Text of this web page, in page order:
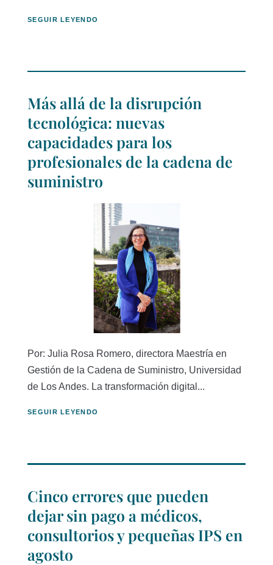
SEGUIR LEYENDO
Más allá de la disrupción
tecnológica: nuevas
capacidades para los
profesionales de la cadena de
suministro
Por: Julia Rosa Romero, directora Maestría en
Gestión de la Cadena de Suministro, Universidad
de Los Andes. La transformación digital...
SEGUIR LEYENDO
Cinco errores que pueden
dejar sin pago a médicos,
consultorios y pequeñas IPS en
agosto